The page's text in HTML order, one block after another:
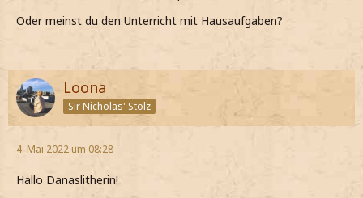
Oder meinst du den Unterricht mit Hausaufgaben?
Loona
Sir Nicholas' Stolz
4. Mai 2022 um 08:28
Hallo Danaslitherin!